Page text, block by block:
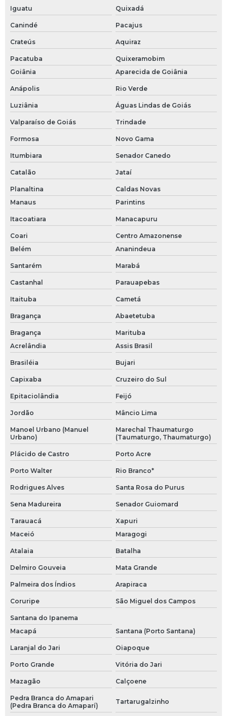
Iguatu Quixadá
Canindé Pacajus
Crateús Aquiraz
Pacatuba
Quixeramobim
Goiânia
Aparecida de Goiânia
Anápolis Rio Verde
Luziânia Águas Lindas de Goiás
Valparaíso de Goiás Trindade
Formosa Novo Gama
Itumbiara Senador Canedo
Catalão Jataí
Planaltina
Caldas Novas
Manaus
Parintins
Itacoatiara Manacapuru
Coari
Centro Amazonense
Belém
Ananindeua
Santarém Marabá
Castanhal Parauapebas
Itaituba Cametá
Bragança Abaetetuba
Bragança
Marituba
Acrelândia
Assis Brasil
Brasiléia Bujari
Capixaba Cruzeiro do Sul
Epitaciolândia Feijó
Jordão Mâncio Lima
Manoel Urbano (Manuel
Urbano)
Marechal Thaumaturgo
(Taumaturgo, Thaumaturgo)
Plácido de Castro Porto Acre
Porto Walter Rio Branco*
Rodrigues Alves Santa Rosa do Purus
Sena Madureira Senador Guiomard
Tarauacá
Xapuri
Maceió
Maragogi
Atalaia Batalha
Delmiro Gouveia Mata Grande
Palmeira dos Índios Arapiraca
Coruripe São Miguel dos Campos
Santana do Ipanema
Macapá
Santana (Porto Santana)
Laranjal do Jari Oiapoque
Porto Grande Vitória do Jari
Mazagão Calçoene
Pedra Branca do Amapari
(Pedra Branca do Amaparí)
Tartarugalzinho